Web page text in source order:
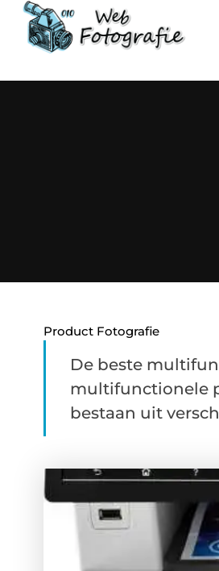
Product Fotografie
De beste
multifunctionele
bestaan uit